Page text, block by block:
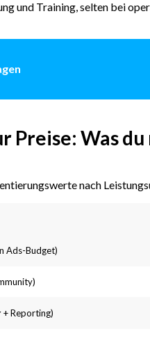
und Training, selten bei
Preise: Was
nach
Ads-Budget)
+ Reporting)